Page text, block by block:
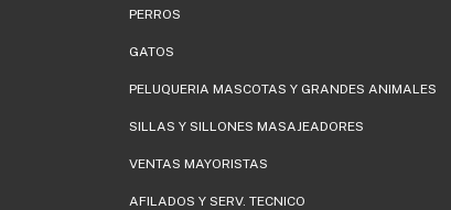
PERROS
GATOS
PELUQUERIA MASCOTAS Y GRANDES ANIMALES
SILLAS Y SILLONES MASAJEADORES
VENTAS MAYORISTAS
AFILADOS Y SERV. TECNICO